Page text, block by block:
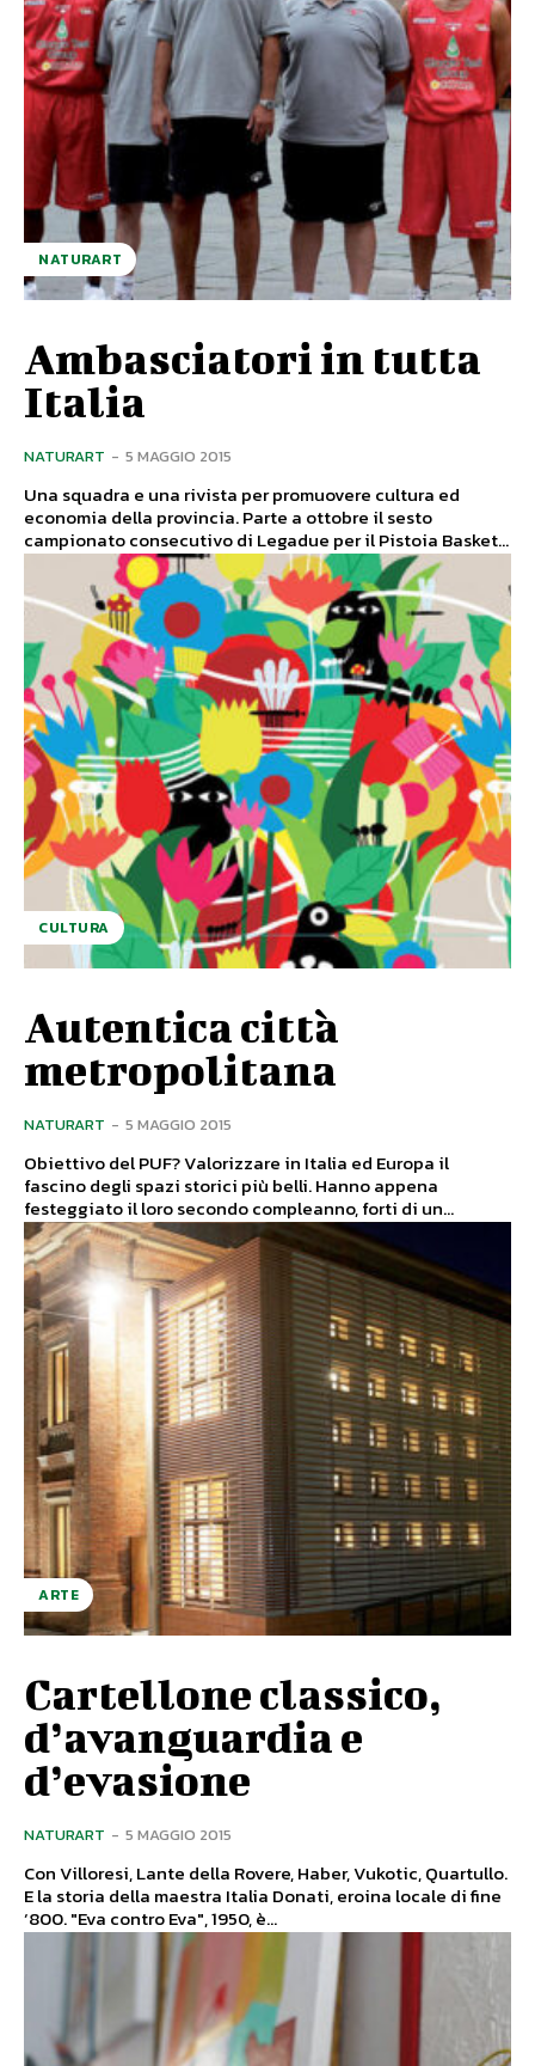
NATURART
Ambasciatori in tutta
Italia
NATURART - 5 MAGGIO 2015
Una squadra e una rivista per promuovere cultura ed
economia della provincia. Parte a ottobre il sesto
campionato consecutivo di Legadue per il Pistoia Basket...
CULTURA
Autentica città
metropolitana
NATURART - 5 MAGGIO 2015
Obiettivo del PUF? Valorizzare in Italia ed Europa il
fascino degli spazi storici più belli. Hanno appena
festeggiato il loro secondo compleanno, forti di un...
ARTE
Cartellone classico,
d’avanguardia e
d’evasione
NATURART - 5 MAGGIO 2015
Con Villoresi, Lante della Rovere, Haber, Vukotic, Quartullo.
E la storia della maestra Italia Donati, eroina locale di fine
‘800. "Eva contro Eva", 1950, è...